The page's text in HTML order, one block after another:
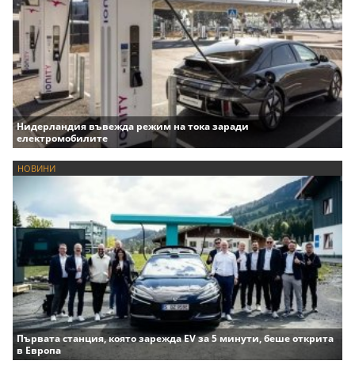
Нидерландия въвежда режим на тока заради
електромобилите
НОВИНИ
Първата станция, която зарежда EV за 5 минути, беше открита
в Европа